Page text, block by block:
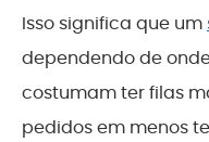
Isso significa que um
dependendo de
costumam ter filas
pedidos em menos